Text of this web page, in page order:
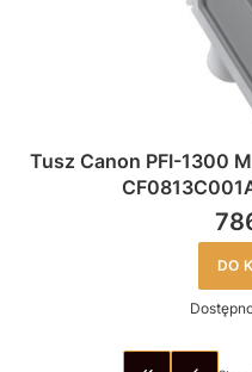
Tusz Canon PFI-1300
DO